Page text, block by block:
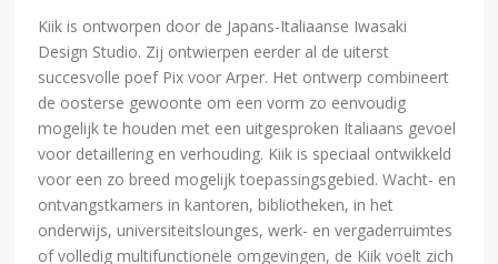
Kiik is ontworpen door de Japans-Italiaanse Iwasaki
Design Studio. Zij ontwierpen eerder al de uiterst
succesvolle poef Pix voor Arper. Het ontwerp combineert
de oosterse gewoonte om een vorm zo eenvoudig
mogelijk te houden met een uitgesproken Italiaans gevoel
voor detaillering en verhouding. Kiik is speciaal ontwikkeld
voor een zo breed mogelijk toepassingsgebied. Wacht- en
ontvangstkamers in kantoren, bibliotheken, in het
onderwijs, universiteitslounges, werk- en vergaderruimtes
of volledig multifunctionele omgevingen, de Kiik voelt zich